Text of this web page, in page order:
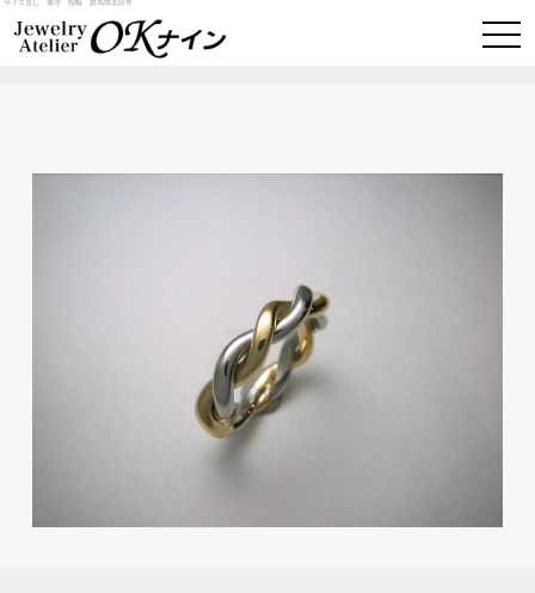
サイズ直し 修理 指輪 群馬県太田市